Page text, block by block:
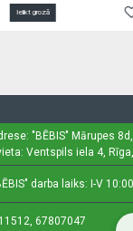
Ielikt grozā
"BĒBIS" Mārupes
Ventspils iela 4,
darba laiks: I-V
67807047